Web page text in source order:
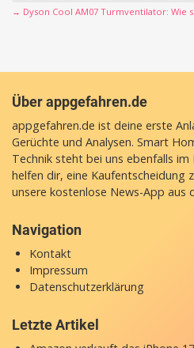
→ Dyson Cool AM07 Turmventilator: Wie
Über appgefahren.de
appgefahren.de ist deine erste
Gerüchte und Analysen. Smart
Technik steht bei uns ebenfalls
helfen dir, eine Kaufentscheidung
unsere kostenlose News-App aus
Navigation
Kontakt
Impressum
Datenschutzerklärung
Letzte Artikel